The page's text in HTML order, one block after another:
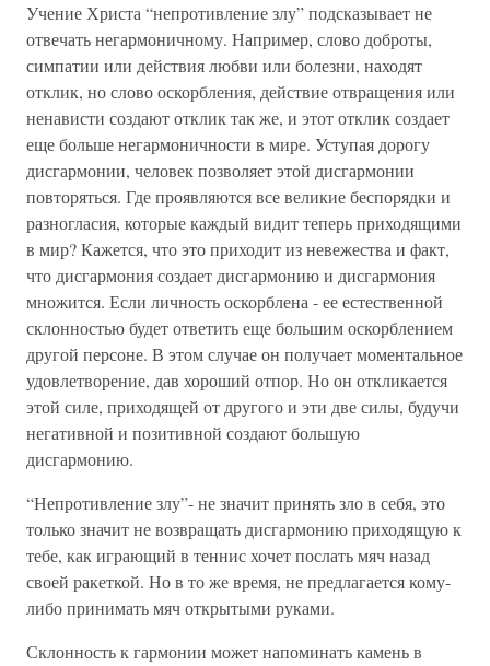
Учение Христа “непротивление злу” подсказывает не
отвечать негармоничному. Например, слово доброты,
симпатии или действия любви или болезни, находят
отклик, но слово оскорбления, действие отвращения или
ненависти создают отклик так же, и этот отклик создает
еще больше негармоничности в мире. Уступая дорогу
дисгармонии, человек позволяет этой дисгармонии
повторяться. Где проявляются все великие беспорядки и
разногласия, которые каждый видит теперь приходящими
в мир? Кажется, что это приходит из невежества и факт,
что дисгармония создает дисгармонию и дисгармония
множится. Если личность оскорблена - ее естественной
склонностью будет ответить еще большим оскорблением
другой персоне. В этом случае он получает моментальное
удовлетворение, дав хороший отпор. Но он откликается
этой силе, приходящей от другого и эти две силы, будучи
негативной и позитивной создают большую
дисгармонию.
“Непротивление злу”- не значит принять зло в себя, это
только значит не возвращать дисгармонию приходящую к
тебе, как играющий в теннис хочет послать мяч назад
своей ракеткой. Но в то же время, не предлагается кому-
либо принимать мяч открытыми руками.
Склонность к гармонии может напоминать камень в